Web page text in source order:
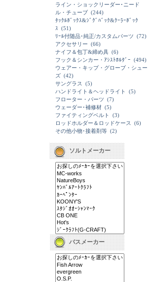
ライン・ショックリーダー･ニード
ル・チューブ (244)
ﾀｯｸﾙﾎﾞｯｸｽ&ｼﾞｸﾞﾊﾞｯｸ&ｸｰﾗｰﾎﾞｯｸ
ｽ (51)
ﾘｰﾙ付随品･純正/カスタムパーツ (72)
アクセサリー (66)
ナイフ＆包丁&締め具 (6)
フック＆シンカー・ｱｼｽﾄﾎﾙﾀﾞｰ (494)
ウェアー・キップ・グローブ・シュー
ズ (42)
サングラス
(5)
ハンドライト＆ヘッドライト
(5)
フローター・パーツ (7)
ウェーダー･補修材 (5)
ファイティングベルト
(3)
ロッドホルダー＆ロッドケース
(6)
その他小物･接着剤等 (2)
ソルトメーカー
バスメーカー